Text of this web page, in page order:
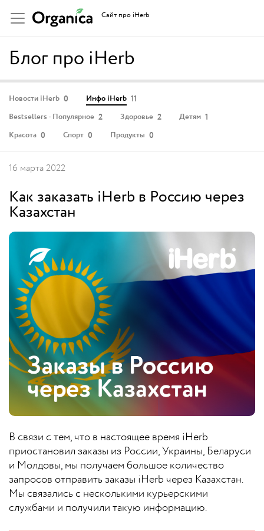
Сайт про iHerb
Блог про iHerb
Новости iHerb 0 Инфо iHerb 11
Bestsellers - Популярное 2 Здоровье 2 Детям 1
Красота 0 Спорт 0 Продукты 0
16 марта 2022
Как заказать iHerb в Россию через
Казахстан
В связи с тем, что в настоящее время iHerb
приостановил заказы из России, Украины, Беларуси
и Молдовы, мы получаем большое количество
запросов отправить заказы iHerb через Казахстан.
Мы связались с несколькими курьерскими
службами и получили такую информацию.